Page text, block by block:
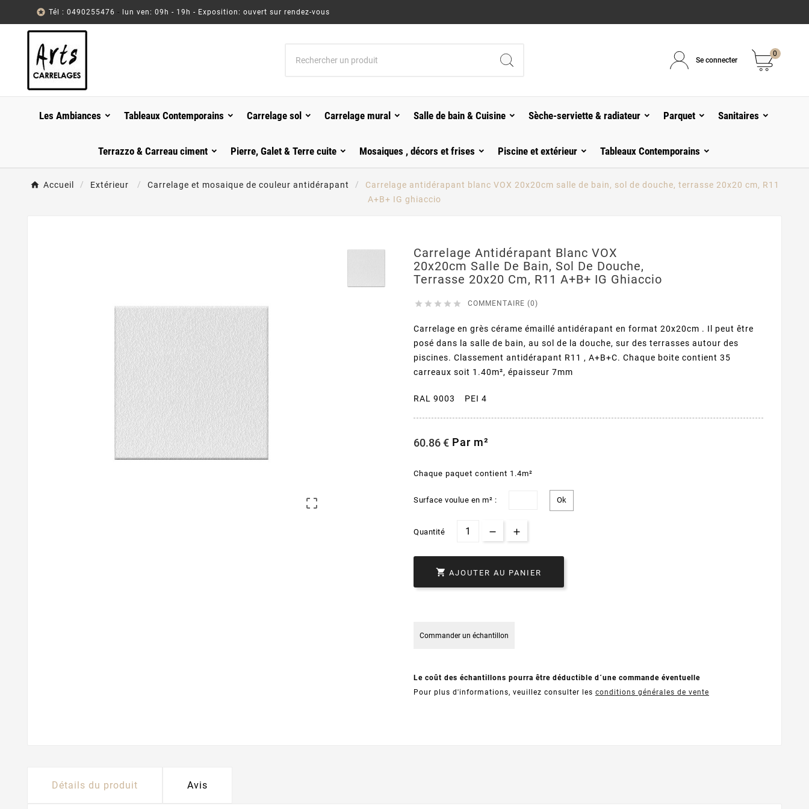
 Tél : 0490255476 - lun ven: 09h - 19h - Exposition: ouvert sur rendez-vous
Se connecter
0
Les Ambiances Tableaux Contemporains Carrelage sol Carrelage mural Salle de bain & Cuisine Sèche-serviette & radiateur Parquet Sanitaires
Terrazzo & Carreau ciment Pierre, Galet & Terre cuite Mosaiques , décors et frises Piscine et extérieur Tableaux Contemporains
Accueil Extérieur Carrelage et mosaique de couleur antidérapant
Carrelage antidérapant blanc VOX 20x20cm salle de bain, sol de douche, terrasse 20x20 cm, R11
A+B+ IG ghiaccio

Carrelage Antidérapant Blanc VOX
20x20cm Salle De Bain, Sol De Douche,
Terrasse 20x20 Cm, R11 A+B+ IG Ghiaccio
     COMMENTAIRE (0)
Carrelage en grès cérame émaillé antidérapant en format 20x20cm . Il peut être
posé dans la salle de bain, au sol de la douche, sur des terrasses autour des
piscines. Classement antidérapant R11 , A+B+C. Chaque boite contient 35
carreaux soit 1.40m², épaisseur 7mm
RAL 9003 PEI 4
60.86 € Par m²
Chaque paquet contient 1.4m²
Surface voulue en m² :
Quantité
 AJOUTER AU PANIER
Commander un échantillon
Le coût des échantillons pourra être déductible d´une commande éventuelle
Pour plus d'informations, veuillez consulter les conditions générales de vente
Détails du produit Avis